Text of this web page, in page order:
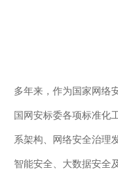
多年来，作为国家网络
国网安标委各项标准化
系架构、网络安全治理
智能安全、大数据安全